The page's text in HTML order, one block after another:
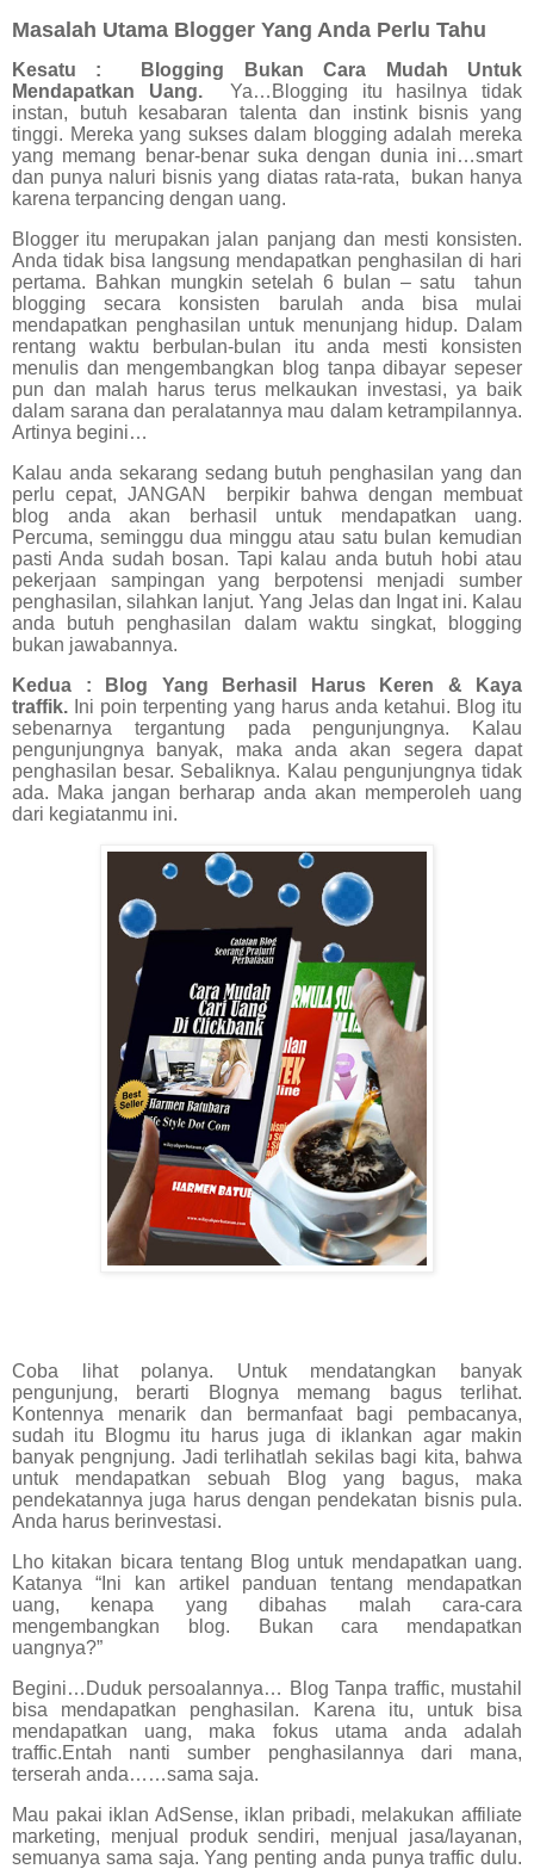
Masalah Utama Blogger Yang Anda Perlu Tahu
Kesatu :
Blogging Bukan Cara Mudah Untuk
Mendapatkan Uang. Ya…Blogging itu hasilnya tidak
instan, butuh kesabaran talenta dan instink bisnis yang
tinggi. Mereka yang sukses dalam blogging adalah mereka
yang memang benar-benar suka dengan dunia ini…smart
dan punya naluri bisnis yang diatas rata-rata, bukan hanya
karena terpancing dengan uang.
Blogger itu merupakan jalan panjang dan mesti konsisten.
Anda tidak bisa langsung mendapatkan penghasilan di hari
pertama. Bahkan mungkin setelah 6 bulan – satu
tahun
blogging secara konsisten barulah anda bisa mulai
mendapatkan penghasilan untuk menunjang hidup. Dalam
rentang waktu berbulan-bulan itu anda mesti konsisten
menulis dan mengembangkan blog tanpa dibayar sepeser
pun dan malah harus terus melkaukan investasi, ya baik
dalam sarana dan peralatannya mau dalam ketrampilannya.
Artinya begini…
Kalau anda sekarang sedang butuh penghasilan yang dan
perlu cepat, JANGAN
berpikir bahwa dengan membuat
blog anda akan berhasil untuk mendapatkan uang.
Percuma, seminggu dua minggu atau satu bulan kemudian
pasti Anda sudah bosan. Tapi kalau anda butuh hobi atau
pekerjaan sampingan yang berpotensi menjadi sumber
penghasilan, silahkan lanjut. Yang Jelas dan Ingat ini. Kalau
anda butuh penghasilan dalam waktu singkat, blogging
bukan jawabannya.
Kedua : Blog Yang Berhasil Harus Keren & Kaya
traffik. Ini poin terpenting yang harus anda ketahui. Blog itu
sebenarnya tergantung pada pengunjungnya. Kalau
pengunjungnya banyak, maka anda akan segera dapat
penghasilan besar. Sebaliknya. Kalau pengunjungnya tidak
ada. Maka jangan berharap anda akan memperoleh uang
dari kegiatanmu ini.
Coba lihat polanya. Untuk mendatangkan banyak
pengunjung, berarti Blognya memang bagus terlihat.
Kontennya menarik dan bermanfaat bagi pembacanya,
sudah itu Blogmu itu harus juga di iklankan agar makin
banyak pengnjung. Jadi terlihatlah sekilas bagi kita, bahwa
untuk mendapatkan sebuah Blog yang bagus, maka
pendekatannya juga harus dengan pendekatan bisnis pula.
Anda harus berinvestasi.
Lho kitakan bicara tentang Blog untuk mendapatkan uang.
Katanya “Ini kan artikel panduan tentang mendapatkan
uang, kenapa yang dibahas malah cara-cara
mengembangkan blog. Bukan cara mendapatkan
uangnya?”
Begini…Duduk persoalannya… Blog Tanpa traffic, mustahil
bisa mendapatkan penghasilan. Karena itu, untuk bisa
mendapatkan uang, maka fokus utama anda adalah
traffic.Entah nanti sumber penghasilannya dari mana,
terserah anda……sama saja.
Mau pakai iklan AdSense, iklan pribadi, melakukan affiliate
marketing, menjual produk sendiri, menjual jasa/layanan,
semuanya sama saja. Yang penting anda punya traffic dulu.